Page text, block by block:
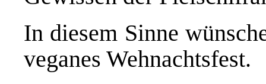
In diesem Sinne
veganes Wehnachtsfest.